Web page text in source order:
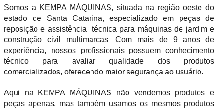
Somos a KEMPA MÁQUINAS, situada na região oeste do
estado de Santa Catarina, especializado em peças de
reposição e assistência técnica para máquinas de jardim e
construção civil multimarcas. Com mais de 9 anos de
experiência, nossos profissionais possuem conhecimento
técnico para avaliar qualidade dos produtos
comercializados, oferecendo maior segurança ao usuário.
Aqui na KEMPA MÁQUINAS não vendemos produtos e
peças apenas, mas também usamos os mesmos produtos